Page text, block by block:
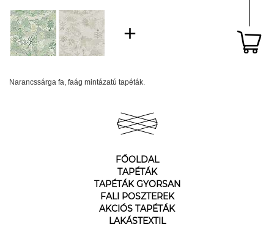
Narancssárga fa, faág mintázatú tapéták.
FŐOLDAL
TAPÉTÁK
TAPÉTÁK GYORSAN
FALI POSZTEREK
AKCIÓS TAPÉTÁK
LAKÁSTEXTIL